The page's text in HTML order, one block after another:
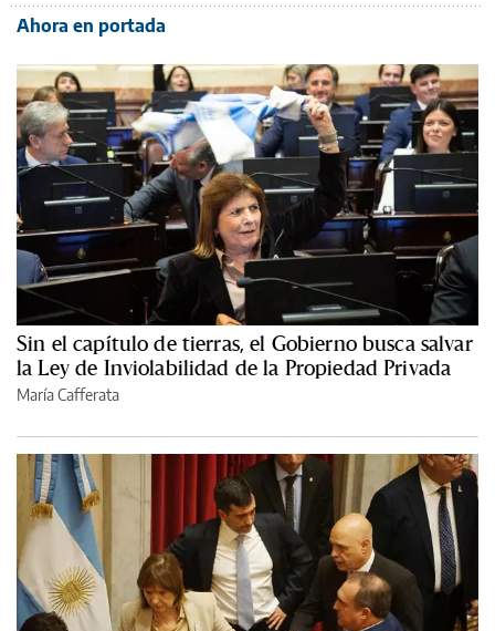
Ahora en portada
Sin el capítulo de tierras, el Gobierno busca salvar
la Ley de Inviolabilidad de la Propiedad Privada
María Cafferata